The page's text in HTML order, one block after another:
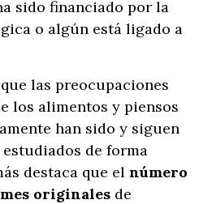
sido financiado por la
o algún está ligado a
las preocupaciones
los alimentos y piensos
han sido y siguen
de forma
destaca que el número
originales de